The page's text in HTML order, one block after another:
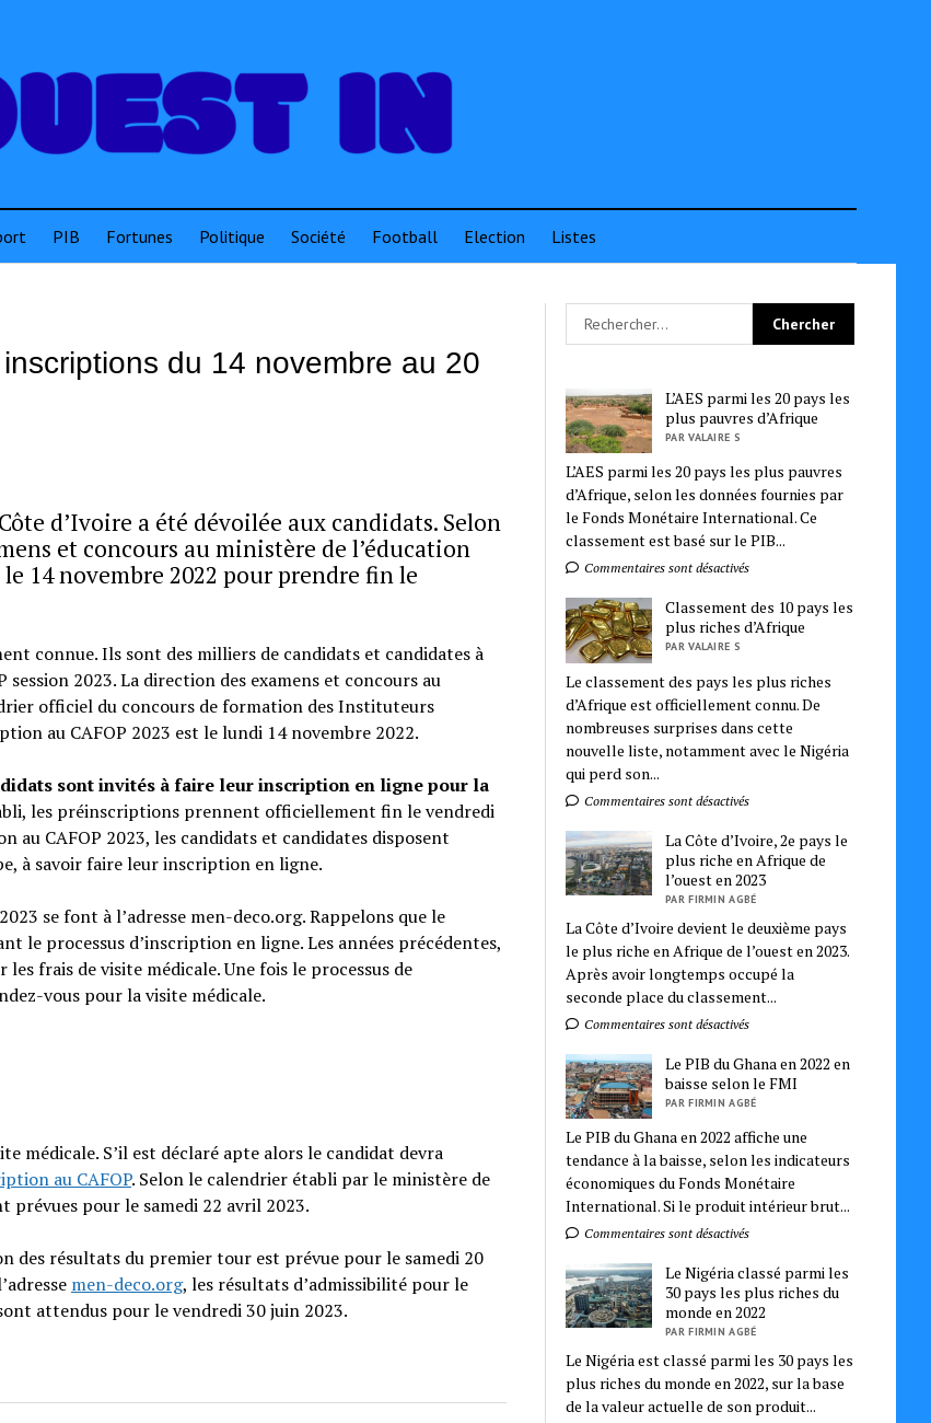
PIB Fortunes Politique Société Football Election Listes
du 14 novembre au 20
d’Ivoire a été dévoilée aux candidats. Selon
et concours au ministère de l’éducation
14 novembre 2022 pour prendre fin le
connue. Ils sont des milliers de candidats et candidates à
2023. La direction des examens et concours au
officiel du concours de formation des Instituteurs
au CAFOP 2023 est le lundi 14 novembre 2022.
sont invités à faire leur inscription en ligne pour la
les préinscriptions prennent officiellement fin le vendredi
CAFOP 2023, les candidats et candidates disposent
à savoir faire leur inscription en ligne.
se font à l’adresse men-deco.org. Rappelons que le
le processus d’inscription en ligne. Les années précédentes,
frais de visite médicale. Une fois le processus de
vous pour la visite médicale.
médicale. S’il est déclaré apte alors le candidat devra
au CAFOP. Selon le calendrier établi par le ministère de
prévues pour le samedi 22 avril 2023.
des résultats du premier tour est prévue pour le samedi 20
men-deco.org, les résultats d’admissibilité pour le
attendus pour le vendredi 30 juin 2023.
L’AES parmi les 20 pays les
plus pauvres d’Afrique
PAR VALAIRE S
L’AES parmi les 20 pays les plus pauvres
d’Afrique, selon les données fournies par
le Fonds Monétaire International. Ce
classement est basé sur le PIB...
Commentaires sont désactivés
Classement des 10 pays les
plus riches d’Afrique
PAR VALAIRE S
Le classement des pays les plus riches
d’Afrique est officiellement connu. De
nombreuses surprises dans cette
nouvelle liste, notamment avec le Nigéria
qui perd son...
Commentaires sont désactivés
La Côte d’Ivoire, 2e pays le
plus riche en Afrique de
l’ouest en 2023
PAR FIRMIN AGBÉ
La Côte d’Ivoire devient le deuxième pays
le plus riche en Afrique de l’ouest en 2023.
Après avoir longtemps occupé la
seconde place du classement...
Commentaires sont désactivés
Le PIB du Ghana en 2022 en
baisse selon le FMI
PAR FIRMIN AGBÉ
Le PIB du Ghana en 2022 affiche une
tendance à la baisse, selon les indicateurs
économiques du Fonds Monétaire
International. Si le produit intérieur brut...
Commentaires sont désactivés
Le Nigéria classé parmi les
30 pays les plus riches du
monde en 2022
PAR FIRMIN AGBÉ
Le Nigéria est classé parmi les 30 pays les
plus riches du monde en 2022, sur la base
de la valeur actuelle de son produit...